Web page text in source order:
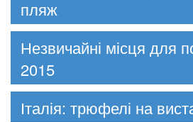
пляж
Незвичайні місця для
2015
Італія: трюфелі на